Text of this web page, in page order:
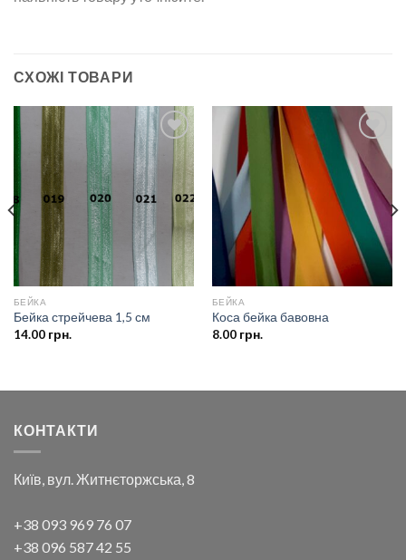
СХОЖІ ТОВАРИ
Додати
списку
бажань
БЕЙКА
Бейка стрейчева 1,5 см
14.00грн.
Додати
до
списку
бажань
БЕЙКА
Коса бейка бавовна
8.00грн.
КОНТАКТИ
Київ, вул. Житнєторжська, 8
+38 093 969 76 07
+38 096 587 42 55